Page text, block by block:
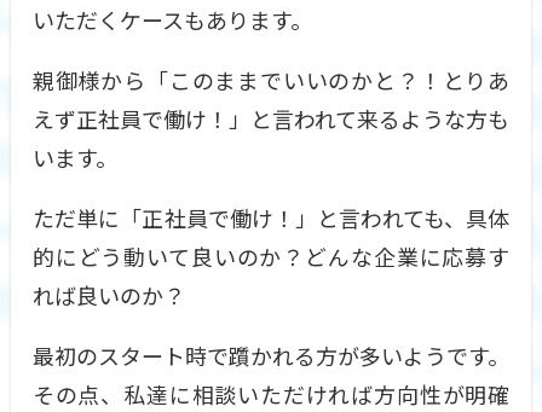
いただくケースもあります。
親御様から「このままでいいのかと？！とりあ
えず正社員で働け！」と言われて来るような方も
います。
ただ単に「正社員で働け！」と言われても、具体
的にどう動いて良いのか？どんな企業に応募す
れば良いのか？
最初のスタート時で躓かれる方が多いようです。
その点、私達に相談いただければ方向性が明確